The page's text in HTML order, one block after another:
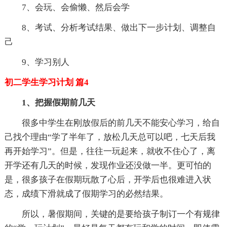
7、会玩、会偷懒、然后会学
8、考试、分析考试结果、做出下一步计划、调整自
己
9、学习别人
初二学生学习计划 篇4
1、把握假期前几天
很多中学生在刚放假后的前几天不能安心学习，给自
己找个理由“学了半年了，放松几天总可以吧，七天后我
再开始学习”。但是，往往一玩起来，就收不住心了，离
开学还有几天的时候，发现作业还没做一半。更可怕的
是，很多孩子在假期玩散了心后，开学后也很难进入状
态，成绩下滑就成了假期学习的必然结果。
所以，暑假期间，关键的是要给孩子制订一个有规律